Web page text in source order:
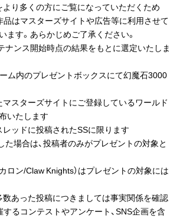
より多くの方にご覧になっていただくため
品はマスターズサイトや広告等に利用させて
ます。あらかじめご了承ください。
ナンス開始時点の結果をもとに選定いたしま
ーム内のプレゼントボックスにて幻魔石3000
マスターズサイトにご登録しているワールド
いたします
レッドに投稿されたSSに限ります
た場合は、投稿者のみがプレゼントの対象と
ロン/Claw Knights）はプレゼントの対象には
数あった投稿につきましては事実関係を確認
するコンテストやアンケート、SNS企画を含